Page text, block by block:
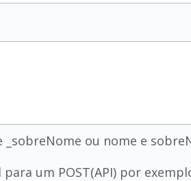
ou nome e
um POST(API) por